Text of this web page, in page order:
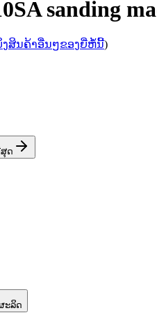
sanding
ງສິນຄ້າອື່ນໆຂອງຍີ່ຫໍ້ນີ້)
ດ
ະລິດ